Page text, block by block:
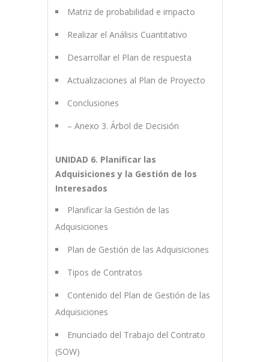
Matriz de probabilidad e impacto
Realizar el Análisis Cuantitativo
Desarrollar el Plan de respuesta
Actualizaciones al Plan de Proyecto
Conclusiones
– Anexo 3. Árbol de Decisión
UNIDAD 6. Planificar las
Adquisiciones y la Gestión de los
Interesados
Planificar la Gestión de las
Adquisiciones
Plan de Gestión de las Adquisiciones
Tipos de Contratos
Contenido del Plan de Gestión de las
Adquisiciones
Enunciado del Trabajo del Contrato
(SOW)